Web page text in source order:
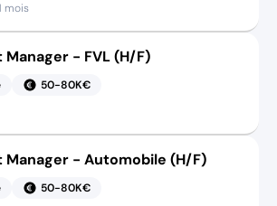
mois
- FVL (H/F)
50-80K€
Manager - Automobile (H/F)
50-80K€